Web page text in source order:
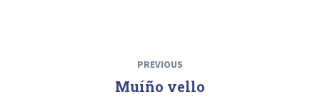
PREVIOUS
Muíño vello